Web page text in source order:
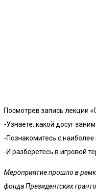
Посмотрев запись лекции
-Узнаете, какой досуг
-Познакомитесь с
-И разберетесь в игровой
Мероприятие прошло в
фонда Президентских